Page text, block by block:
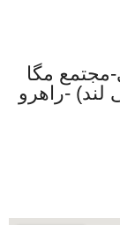
صارمی-مجتمع مگا
-راهرو